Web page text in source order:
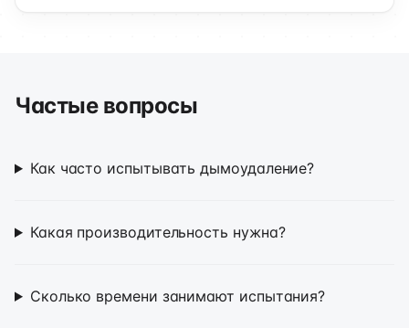
Частые вопросы
Как часто испытывать дымоудаление?
Какая производительность нужна?
Сколько времени занимают испытания?